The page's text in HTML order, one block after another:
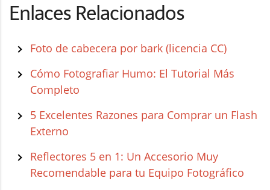
Enlaces Relacionados
Foto de cabecera por bark (licencia CC)
Cómo Fotografiar Humo: El Tutorial Más
Completo
5 Excelentes Razones para Comprar un Flash
Externo
Reflectores 5 en 1: Un Accesorio Muy
Recomendable para tu Equipo Fotográfico